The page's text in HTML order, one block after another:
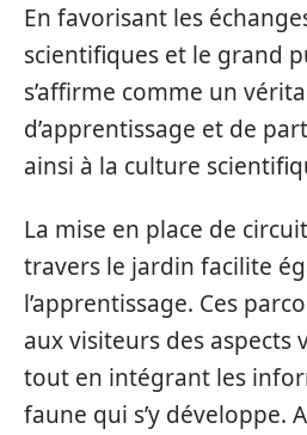
En favorisant les
scientifiques et le grand
s’affirme comme un
d’apprentissage et de
ainsi à la culture
La mise en place de
travers le jardin facilite
l’apprentissage. Ces
aux visiteurs des aspects
tout en intégrant les
faune qui s’y développe.